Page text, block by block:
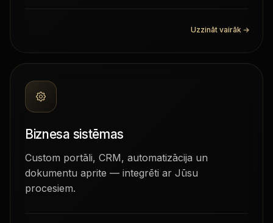
Uzzināt vairāk →
Biznesa sistēmas
Custom portāli, CRM, automatizācija un
dokumentu aprite — integrēti ar Jūsu
procesiem.